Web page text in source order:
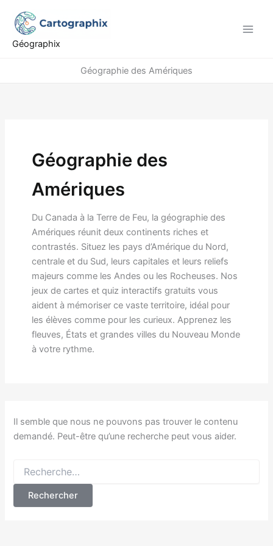
contenu
Géographix
Géographie des Amériques
Géographie des
Amériques
Du Canada à la Terre de Feu, la géographie des
Amériques réunit deux continents riches et
contrastés. Situez les pays d’Amérique du Nord,
centrale et du Sud, leurs capitales et leurs reliefs
majeurs comme les Andes ou les Rocheuses. Nos
jeux de cartes et quiz interactifs gratuits vous
aident à mémoriser ce vaste territoire, idéal pour
les élèves comme pour les curieux. Apprenez les
fleuves, États et grandes villes du Nouveau Monde
à votre rythme.
Il semble que nous ne pouvons pas trouver le contenu
demandé. Peut-être qu’une recherche peut vous aider.